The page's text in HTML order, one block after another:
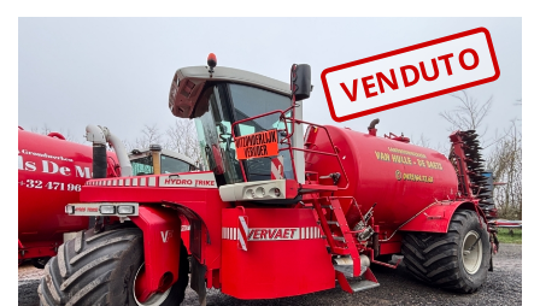
VENDUTO